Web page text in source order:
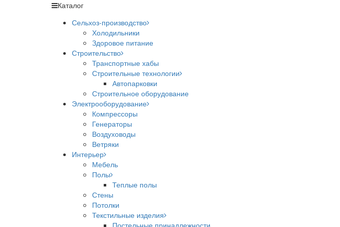
Каталог
Сельхоз-производство
Холодильники
Здоровое питание
Строительство
Транспортные хабы
Строительные технологии
Автопарковки
Строительное оборудование
Электрооборудование
Компрессоры
Генераторы
Воздуховоды
Ветряки
Интерьер
Мебель
Полы
Теплые полы
Стены
Потолки
Текстильные изделия
Постельные принадлежности